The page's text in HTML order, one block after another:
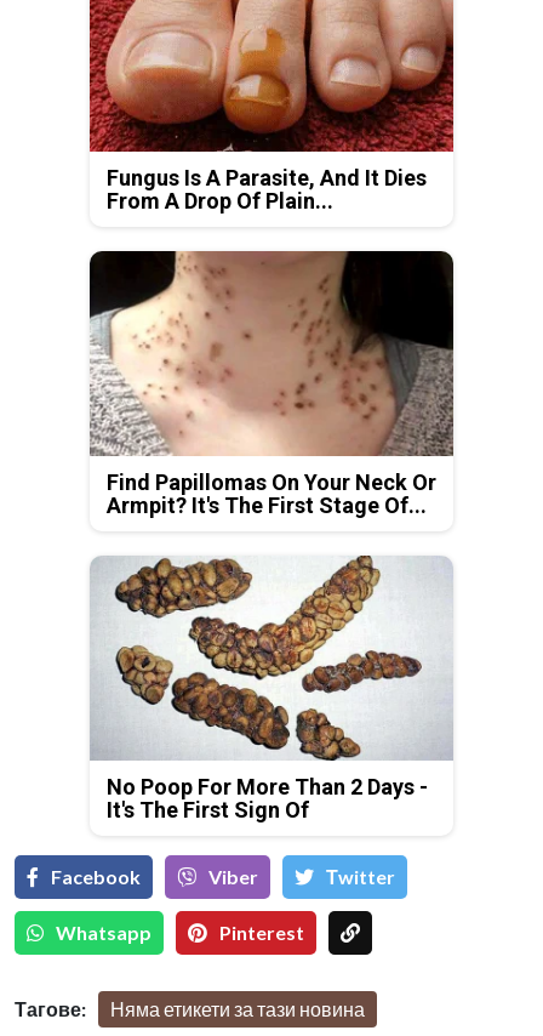
Fungus Is A Parasite, And It Dies
From A Drop Of Plain...
Find Papillomas On Your Neck Or
Armpit? It's The First Stage Of...
No Poop For More Than 2 Days -
It's The First Sign Of
Facebook Viber Тwitter
Whatsapp Pinterest
Тагове: Няма етикети за тази новина